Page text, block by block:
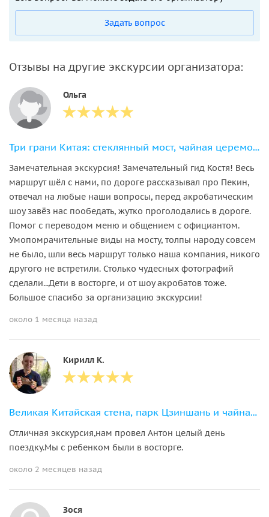
Задать вопрос
Отзывы на другие экскурсии организатора:
Ольга
Три грани Китая: стеклянный мост, чайная церемония и китайский цирк
Замечательная экскурсия! Замечательный гид Костя! Весь
маршрут шёл с нами, по дороге рассказывал про Пекин,
отвечал на любые наши вопросы, перед акробатическим
шоу завёз нас пообедать, жутко проголодались в дороге.
Помог с переводом меню и общением с официантом.
Умопомрачительные виды на мосту, толпы народу совсем
не было, шли весь маршрут только наша компания, никого
другого не встретили. Столько чудесных фотографий
сделали...Дети в восторге, и от шоу акробатов тоже.
Большое спасибо за организацию экскурсии!
около 1 месяца назад
Кирилл К.
Великая Китайская стена, парк Цзиншань и чайная церемония
Отличная экскурсия,нам провел Антон целый день
поездку.Мы с ребенком были в восторге.
около 2 месяцев назад
Зося